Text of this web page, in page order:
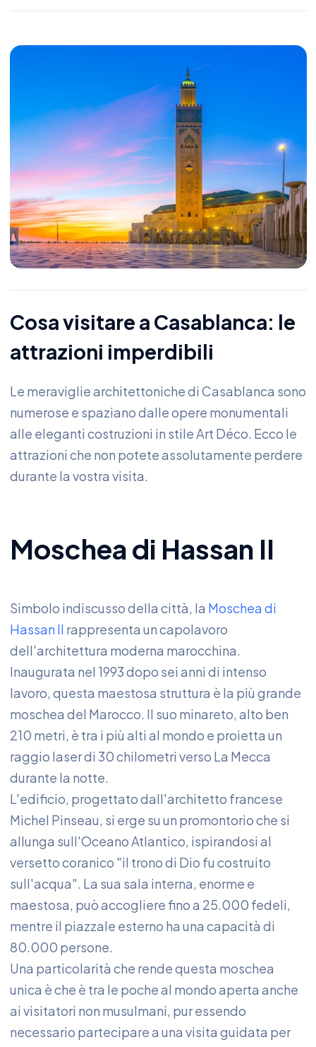
Cosa visitare a Casablanca: le
attrazioni imperdibili
Le meraviglie architettoniche di Casablanca sono
numerose e spaziano dalle opere monumentali
alle eleganti costruzioni in stile Art Déco. Ecco le
attrazioni che non potete assolutamente perdere
durante la vostra visita.
Moschea di Hassan II
Simbolo indiscusso della città, la Moschea di
Hassan II rappresenta un capolavoro
dell'architettura moderna marocchina.
Inaugurata nel 1993 dopo sei anni di intenso
lavoro, questa maestosa struttura è la più grande
moschea del Marocco. Il suo minareto, alto ben
210 metri, è tra i più alti al mondo e proietta un
raggio laser di 30 chilometri verso La Mecca
durante la notte.
L'edificio, progettato dall'architetto francese
Michel Pinseau, si erge su un promontorio che si
allunga sull'Oceano Atlantico, ispirandosi al
versetto coranico "il trono di Dio fu costruito
sull'acqua". La sua sala interna, enorme e
maestosa, può accogliere fino a 25.000 fedeli,
mentre il piazzale esterno ha una capacità di
80.000 persone.
Una particolarità che rende questa moschea
unica è che è tra le poche al mondo aperta anche
ai visitatori non musulmani, pur essendo
necessario partecipare a una visita guidata per